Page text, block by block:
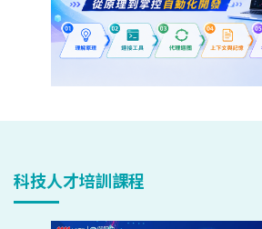
科技人才培訓課程